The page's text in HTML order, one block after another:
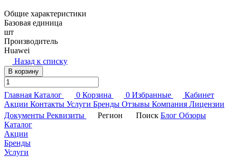
Общие характеристики
Базовая единица
шт
Производитель
Huawei
Назад к списку
В корзину
Главная Каталог 0 Корзина 0 Избранные
Кабинет
Акции Контакты Услуги Бренды Отзывы Компания Лицензии
Документы Реквизиты Регион Поиск Блог Обзоры
Каталог
Акции
Бренды
Услуги